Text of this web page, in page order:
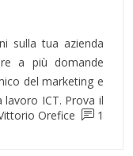
sulla tua azienda
a più domande
del marketing e
ICT. Prova il
Orefice 1